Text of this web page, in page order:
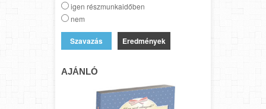
igen részmunkaidőben
nem
Eredmények
AJÁNLÓ